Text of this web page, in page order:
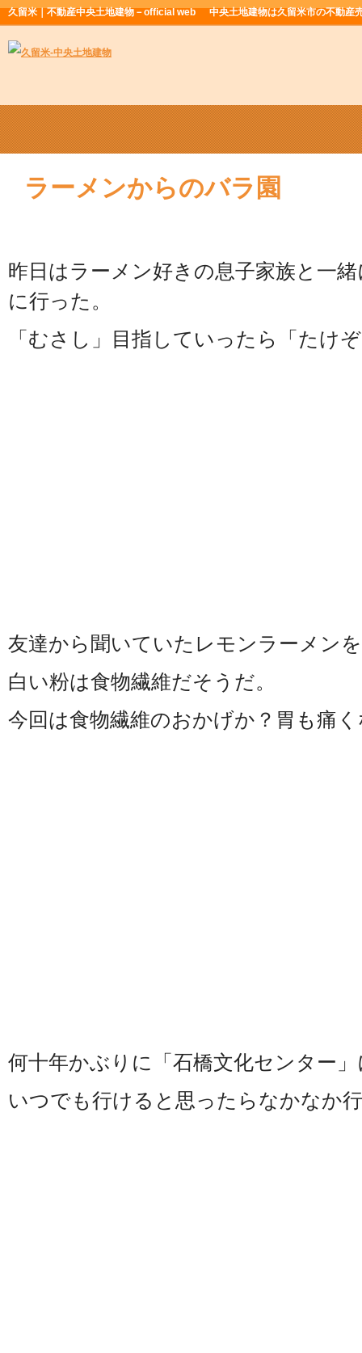
久留米｜不動産中央土地建物－official web 中央土地建物は久留米市の不動産
ラーメンからのバラ園
昨日はラーメン好きの息子家族と一
に行った。
「むさし」目指していったら「たけ
友達から聞いていたレモンラーメン
白い粉は食物繊維だそうだ。
今回は食物繊維のおかげか？胃も痛
何十年かぶりに「石橋文化センター
いつでも行けると思ったらなかなか